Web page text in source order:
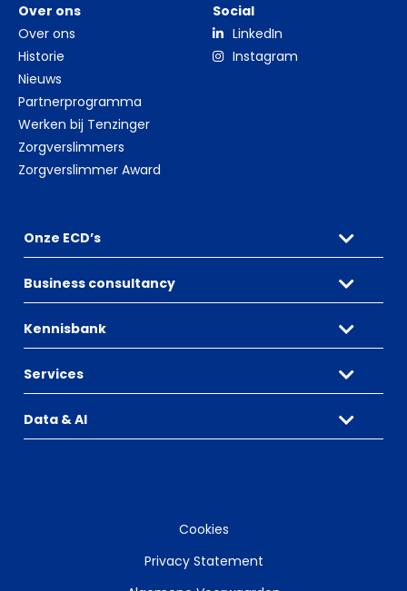
Over ons
Over ons
Historie
Nieuws
Partnerprogramma
Werken bij Tenzinger
Zorgverslimmers
Zorgverslimmer Award
Social
LinkedIn
Instagram
Onze ECD’s
Business consultancy
Kennisbank
Services
Data & AI
Cookies
Privacy Statement